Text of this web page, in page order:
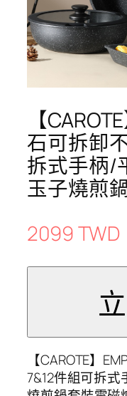
【
石可拆卸
拆式手柄/
玉子燒煎
2099 TWD
【CAROTE】
7&12件組可拆